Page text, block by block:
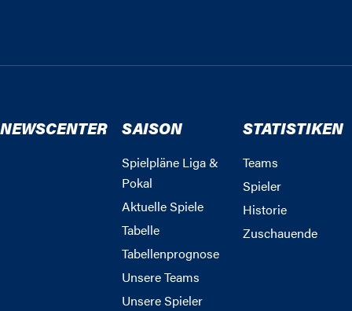
NEWSCENTER SAISON
Spielpläne Liga &
Pokal
Aktuelle Spiele
Tabelle
Tabellenprognose
Unsere Teams
Unsere Spieler
STATISTIKEN
Teams
Spieler
Historie
Zuschauende